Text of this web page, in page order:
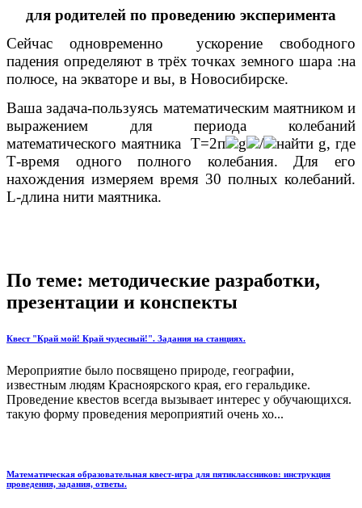
для родителей по проведению эксперимента
Сейчас одновременно ускорение свободного
падения определяют в трёх точках земного шара :на
полюсе, на экваторе и вы, в Новосибирске.
Ваша задача-пользуясь математическим маятником и
выражением для периода колебаний
математического маятника Т=2п
g /
найти g, где
Т-время одного полного колебания. Для его
нахождения измеряем время 30 полных колебаний.
L-длина нити маятника.
По теме: методические разработки,
презентации и конспекты
Квест "Край мой! Край чудесный!". Задания на станциях.
Мероприятие было посвящено природе, географии,
известным людям Красноярского края, его геральдике.
Проведение квестов всегда вызывает интерес у обучающихся.
такую форму проведения мероприятий очень хо...
Математическая образовательная квест-игра для пятиклассников: инструкция
проведения, задания, ответы.